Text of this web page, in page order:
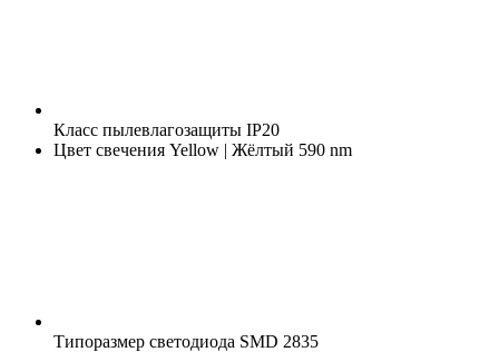
Класс пылевлагозащиты IP20
Цвет свечения Yellow | Жёлтый 590 nm
Типоразмер светодиода SMD 2835